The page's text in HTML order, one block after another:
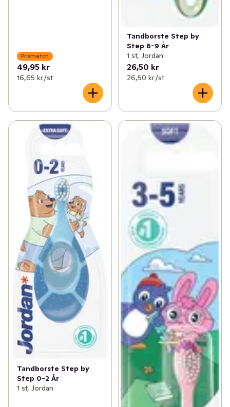
Prismatch
49,95 kr
16,65 kr /st
Tandborste Step by
Step 6-9 År
1 st, Jordan
26,50 kr
26,50 kr /st
Tandborste Step by
Step 0-2 År
1 st, Jordan